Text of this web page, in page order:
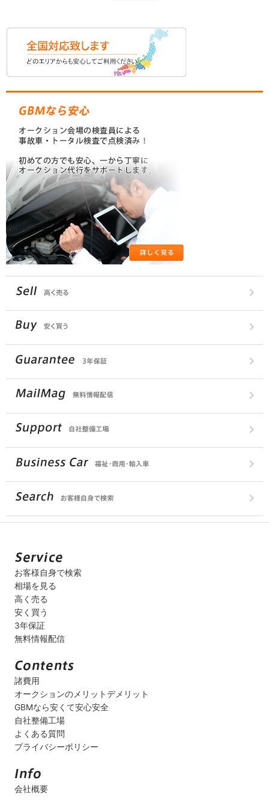
お客様自身で検索
相場を見る
高く売る
安く買う
3年保証
無料情報配信
諸費用
オークションのメリットデメリット
GBMなら安くて安心安全
自社整備工場
よくある質問
プライバシーポリシー
会社概要